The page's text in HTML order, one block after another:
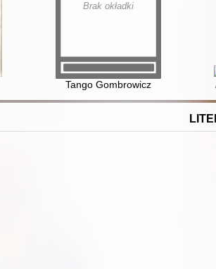
Brak okładki
Tango Gombrowicz